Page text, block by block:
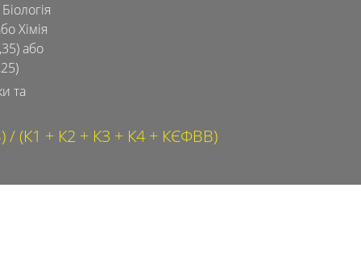
Хімія
або
та
(К1 + К2 + К3 + К4 + КЄФВВ)